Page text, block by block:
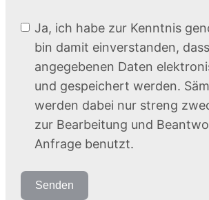
Ja, ich habe zur Kenntnis
bin damit einverstanden,
angegebenen Daten
und gespeichert werden.
werden dabei nur streng
zur Bearbeitung und
Anfrage benutzt.
Senden